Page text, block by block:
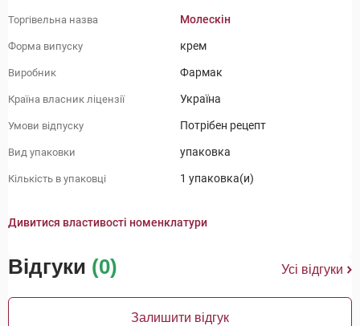
Торгівельна назва Молескін
Форма випуску крем
Виробник Фармак
Країна власник ліцензії Україна
Умови відпуску Потрібен рецепт
Вид упаковки упаковка
Кількість в упаковці 1 упаковка(и)
Дивитися властивості номенклатури
Відгуки (0) Усі відгуки
Залишити відгук